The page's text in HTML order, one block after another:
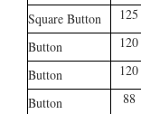
Square Button
125
Button
120
Button
120
Button
88